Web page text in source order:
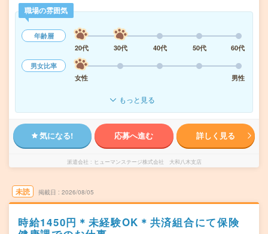
職場の雰囲気
年齢層
20代
30代 40代 50代
60代
男女比率
女性
男性
もっと見る
気になる! 応募へ進む 詳しく見る
派遣会社 ヒューマンステージ株式会社 大和八木支店
未読 掲載日 2026/08/05
時給1450円＊未経験OK＊共済組合にて保険